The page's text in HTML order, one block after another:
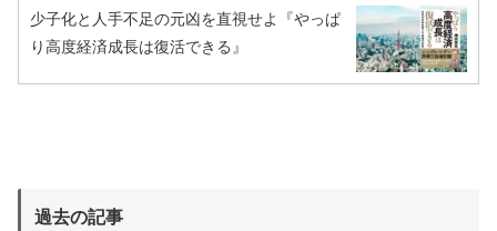
少子化と人手不足の元凶を直視せよ『やっぱ
り高度経済成長は復活できる』
過去の記事